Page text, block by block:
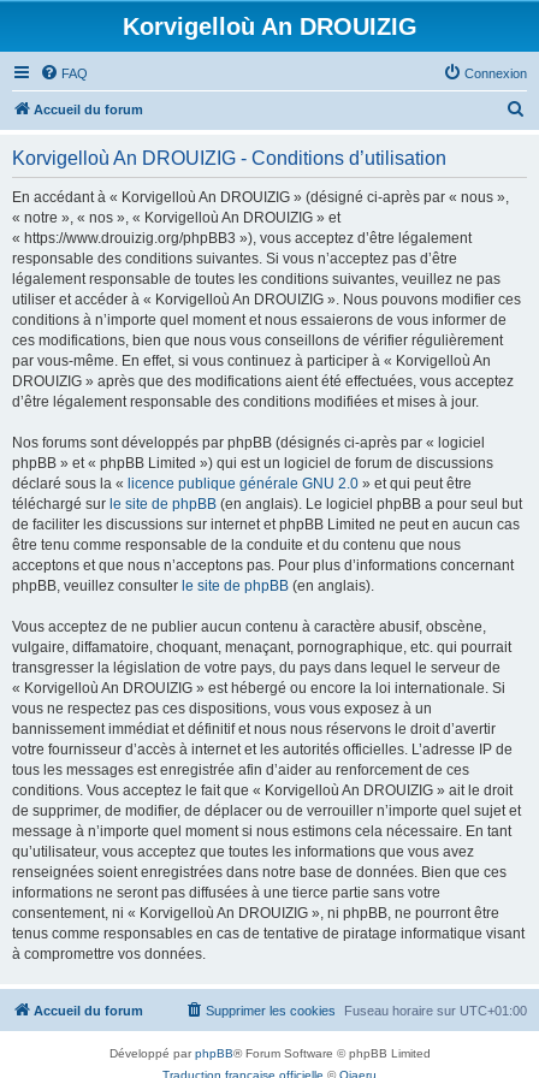
Korvigelloù An DROUIZIG
FAQ Connexion
Accueil du forum
Korvigelloù An DROUIZIG - Conditions d’utilisation
En accédant à « Korvigelloù An DROUIZIG » (désigné ci-après par « nous »,
« notre », « nos », « Korvigelloù An DROUIZIG » et
« https://www.drouizig.org/phpBB3 »), vous acceptez d’être légalement
responsable des conditions suivantes. Si vous n’acceptez pas d’être
légalement responsable de toutes les conditions suivantes, veuillez ne pas
utiliser et accéder à « Korvigelloù An DROUIZIG ». Nous pouvons modifier ces
conditions à n’importe quel moment et nous essaierons de vous informer de
ces modifications, bien que nous vous conseillons de vérifier régulièrement
par vous-même. En effet, si vous continuez à participer à « Korvigelloù An
DROUIZIG » après que des modifications aient été effectuées, vous acceptez
d’être légalement responsable des conditions modifiées et mises à jour.
Nos forums sont développés par phpBB (désignés ci-après par « logiciel
phpBB » et « phpBB Limited ») qui est un logiciel de forum de discussions
déclaré sous la « licence publique générale GNU 2.0 » et qui peut être
téléchargé sur le site de phpBB (en anglais). Le logiciel phpBB a pour seul but
de faciliter les discussions sur internet et phpBB Limited ne peut en aucun cas
être tenu comme responsable de la conduite et du contenu que nous
acceptons et que nous n’acceptons pas. Pour plus d’informations concernant
phpBB, veuillez consulter le site de phpBB (en anglais).
Vous acceptez de ne publier aucun contenu à caractère abusif, obscène,
vulgaire, diffamatoire, choquant, menaçant, pornographique, etc. qui pourrait
transgresser la législation de votre pays, du pays dans lequel le serveur de
« Korvigelloù An DROUIZIG » est hébergé ou encore la loi internationale. Si
vous ne respectez pas ces dispositions, vous vous exposez à un
bannissement immédiat et définitif et nous nous réservons le droit d’avertir
votre fournisseur d’accès à internet et les autorités officielles. L’adresse IP de
tous les messages est enregistrée afin d’aider au renforcement de ces
conditions. Vous acceptez le fait que « Korvigelloù An DROUIZIG » ait le droit
de supprimer, de modifier, de déplacer ou de verrouiller n’importe quel sujet et
message à n’importe quel moment si nous estimons cela nécessaire. En tant
qu’utilisateur, vous acceptez que toutes les informations que vous avez
renseignées soient enregistrées dans notre base de données. Bien que ces
informations ne seront pas diffusées à une tierce partie sans votre
consentement, ni « Korvigelloù An DROUIZIG », ni phpBB, ne pourront être
tenus comme responsables en cas de tentative de piratage informatique visant
à compromettre vos données.
Accueil du forum Fuseau horaire sur UTC+01:00
Supprimer les cookies
Développé parphpBB® Forum Software © phpBB Limited
Traduction française officielle ©Qiaeru